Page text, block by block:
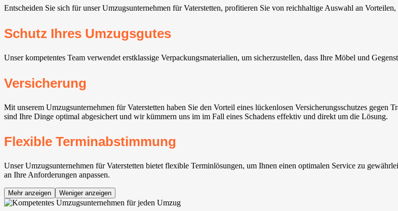
Entscheiden Sie sich für unser Umzugsunternehmen für Vaterstetten⁠, profitieren Sie von reichhaltige Auswahl an
Schutz Ihres Umzugsgutes
Unser kompetentes Team verwendet erstklassige Verpackungsmaterialien, um sicherzustellen, dass Ihre Möbel und
Versicherung
Mit unserem Umzugsunternehmen für Vaterstetten⁠ haben Sie den Vorteil eines lückenlosen Versicherungsschutzes gegen
sind Ihre Dinge optimal abgesichert und wir kümmern uns im im Fall eines Schadens effektiv und direkt um die Lösung.
Flexible Terminabstimmung
Unser Umzugsunternehmen für Vaterstetten⁠ bietet flexible Terminlösungen, um Ihnen einen optimalen Service zu
an Ihre Anforderungen anpassen.
Mehr anzeigen Weniger anzeigen